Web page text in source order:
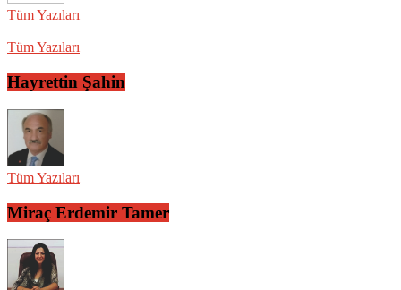
Tüm Yazıları
Tüm Yazıları
Hayrettin Şahin
Tüm Yazıları
Miraç Erdemir Tamer